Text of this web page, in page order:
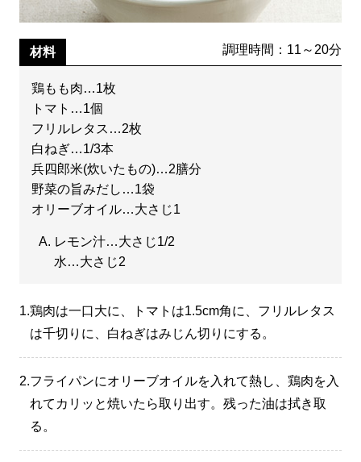
材料 調理時間：11～20分
鶏もも肉…1枚
トマト…1個
フリルレタス…2枚
白ねぎ…1/3本
兵四郎米(炊いたもの)…2膳分
野菜の旨みだし…1袋
オリーブオイル…大さじ1
レモン汁…大さじ1/2
水…大さじ2
1.鶏肉は一口大に、トマトは1.5cm角に、フリルレタス
は千切りに、白ねぎはみじん切りにする。
2.フライパンにオリーブオイルを入れて熱し、鶏肉を入
れてカリッと焼いたら取り出す。残った油は拭き取
る。